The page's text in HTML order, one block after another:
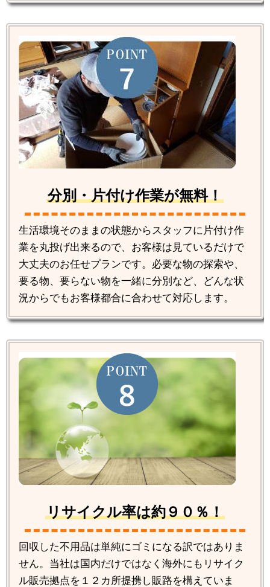
分別・片付け作業が無料！
生活環境そのままの状態からスタッフに片付け作
業を丸投げ出来るので、お客様は見ているだけで
大丈夫のお任せプランです。必要な物の探索や、
要る物、要らない物を一緒に分別など、どんな状
況からでもお客様都合に合わせて対応します。
リサイクル率は約９０％！
回収した不用品は単純にゴミになる訳ではありま
せん。当社は国内だけではなく海外にもリサイク
ル販売拠点を１２カ所提携し販路を構えていま